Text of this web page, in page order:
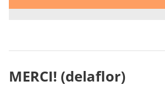
MERCI! (delaflor)